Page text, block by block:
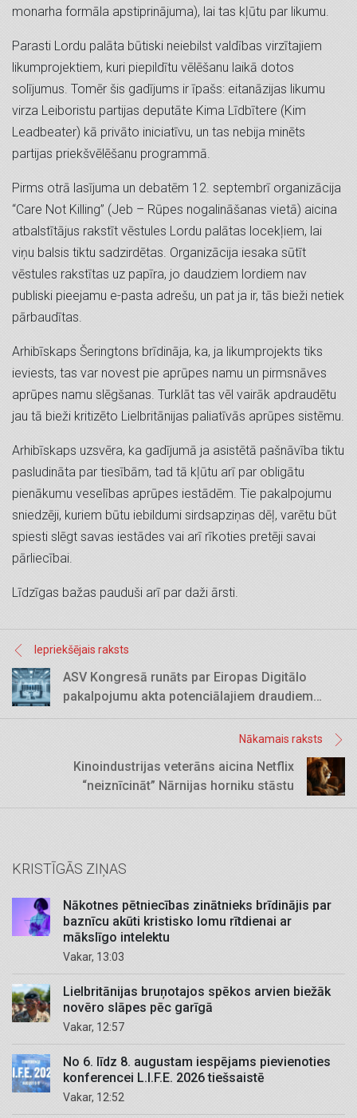
monarha formāla apstiprinājuma), lai tas kļūtu par likumu.
Parasti Lordu palāta būtiski neiebilst valdības virzītajiem
likumprojektiem, kuri piepildītu vēlēšanu laikā dotos
solījumus. Tomēr šis gadījums ir īpašs: eitanāzijas likumu
virza Leiboristu partijas deputāte Kima Līdbītere (Kim
Leadbeater) kā privāto iniciatīvu, un tas nebija minēts
partijas priekšvēlēšanu programmā.
Pirms otrā lasījuma un debatēm 12. septembrī organizācija
“Care Not Killing” (Jeb – Rūpes nogalināšanas vietā) aicina
atbalstītājus rakstīt vēstules Lordu palātas locekļiem, lai
viņu balsis tiktu sadzirdētas. Organizācija iesaka sūtīt
vēstules rakstītas uz papīra, jo daudziem lordiem nav
publiski pieejamu e-pasta adrešu, un pat ja ir, tās bieži netiek
pārbaudītas.
Arhibīskaps Šeringtons brīdināja, ka, ja likumprojekts tiks
ieviests, tas var novest pie aprūpes namu un pirmsnāves
aprūpes namu slēgšanas. Turklāt tas vēl vairāk apdraudētu
jau tā bieži kritizēto Lielbritānijas paliatīvās aprūpes sistēmu.
Arhibīskaps uzsvēra, ka gadījumā ja asistētā pašnāvība tiktu
pasludināta par tiesībām, tad tā kļūtu arī par obligātu
pienākumu veselības aprūpes iestādēm. Tie pakalpojumu
sniedzēji, kuriem būtu iebildumi sirdsapziņas dēļ, varētu būt
spiesti slēgt savas iestādes vai arī rīkoties pretēji savai
pārliecībai.
Līdzīgas bažas pauduši arī par daži ārsti.
Iepriekšējais raksts
ASV Kongresā runāts par Eiropas Digitālo
pakalpojumu akta potenciālajiem draudiem
vārda brīvībai
Nākamais raksts
Kinoindustrijas veterāns aicina Netflix
“neiznīcināt” Nārnijas horniku stāstu
KRISTĪGĀS ZIŅAS
Nākotnes pētniecības zinātnieks brīdinājis par
baznīcu akūti kristisko lomu rītdienai ar
mākslīgo intelektu
Vakar, 13:03
Lielbritānijas bruņotajos spēkos arvien biežāk
novēro slāpes pēc garīgā
Vakar, 12:57
No 6. līdz 8. augustam iespējams pievienoties
konferencei L.I.F.E. 2026 tiešsaistē
Vakar, 12:52